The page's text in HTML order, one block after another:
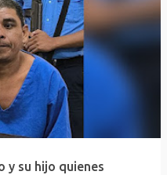
y su hijo quienes